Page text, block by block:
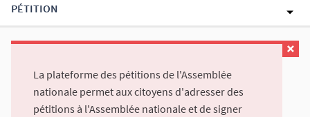
PÉTITION
La plateforme des pétitions de l'Assemblée
nationale permet aux citoyens d'adresser des
pétitions à l'Assemblée nationale et de signer